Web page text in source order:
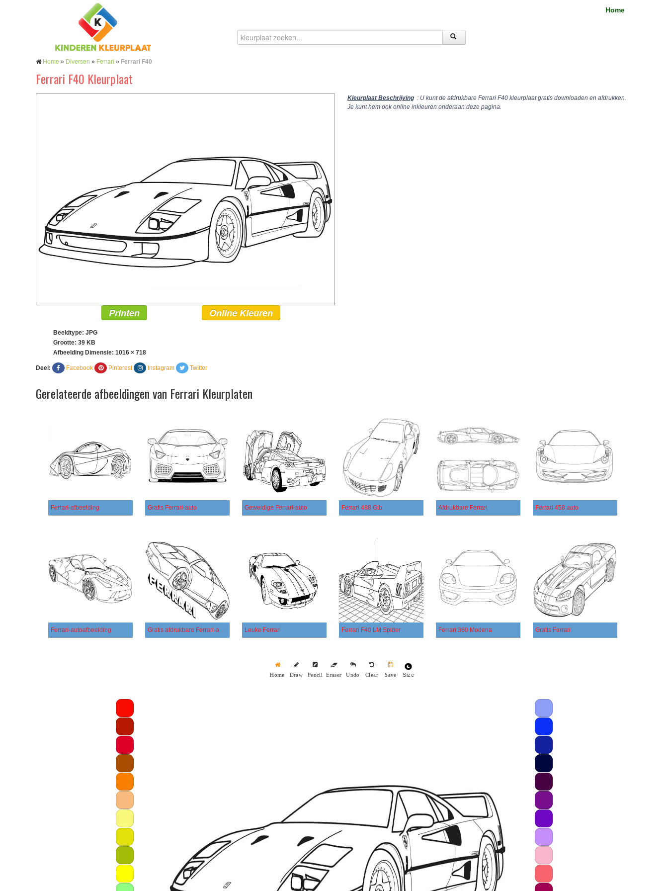
Home
Home » Diversen » Ferrari » Ferrari F40
Ferrari F40 Kleurplaat
Kleurplaat Beschrijving : U kunt de afdrukbare Ferrari F40 kleurplaat gratis downloaden en afdrukken.
Je kunt hem ook online inkleuren onderaan deze pagina.
Printen Online Kleuren
Beeldtype: JPG
Grootte: 39 KB
Afbeelding Dimensie: 1016 × 718
Deel: Facebook Pinterest Instagram Twitter
Gerelateerde afbeeldingen van Ferrari Kleurplaten
Ferrari-afbeelding Gratis Ferrari-auto Geweldige Ferrari-auto Ferrari 488 Gtb Afdrukbare Ferrari Ferrari 458 auto
Ferrari-autoafbeelding Gratis afdrukbare Ferrari-auto Leuke Ferrari Ferrari F40 LM Spider Ferrari 360 Modena Gratis Ferrari
Home Draw Pencil Eraser Undo Clear Save Size